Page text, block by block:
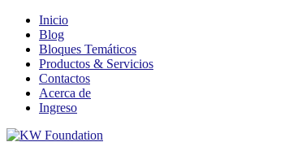
Inicio
Blog
Bloques Temáticos
Productos & Servicios
Contactos
Acerca de
Ingreso